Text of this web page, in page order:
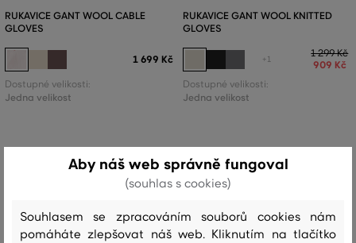
RUKAVICE GANT WOOL CABLE
GLOVES
1 699 Kč
Dostupné velikosti:
Jedna velikost
RUKAVICE GANT WOOL KNITTED
GLOVES
+1
1 299 Kč
909 Kč
Dostupné velikosti:
Jedna velikost
Aby náš web správně fungoval
(souhlas s cookies)
Souhlasem se zpracováním souborů cookies nám
pomáháte zlepšovat náš web. Kliknutím na tlačítko